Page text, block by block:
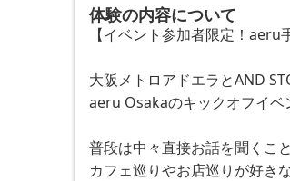
体験の内容について
【イベント参加者限定！aeru
大阪メトロアドエラとAND
aeru Osakaのキックオフイベ
普段は中々直接お話を聞くこ
カフェ巡りやお店巡りが好き